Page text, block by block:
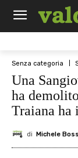
Senza categoria
Una
ha
Traiana ha
di Michele